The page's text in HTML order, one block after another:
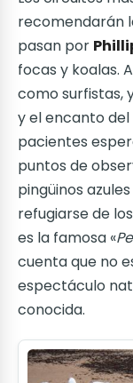
recomendarán
pasan por
focas y koalas.
como surfistas,
y el encanto del
pacientes
puntos de
pingüinos
refugiarse de
es la famosa «
cuenta que no
espectáculo
conocida.